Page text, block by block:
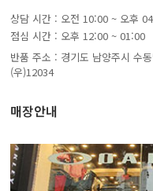
상담 시간 : 오전 10:00 ~ 오후
점심 시간 : 오후 12:00 ~ 01:00
반품 주소 : 경기도 남양주시 수
(우)12034
매장안내